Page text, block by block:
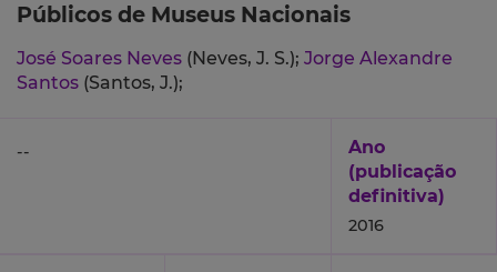
Públicos de Museus Nacionais
José Soares Neves (Neves, J. S.); Jorge Alexandre
Santos (Santos, J.);
--
Ano
(publicação
definitiva)
2016